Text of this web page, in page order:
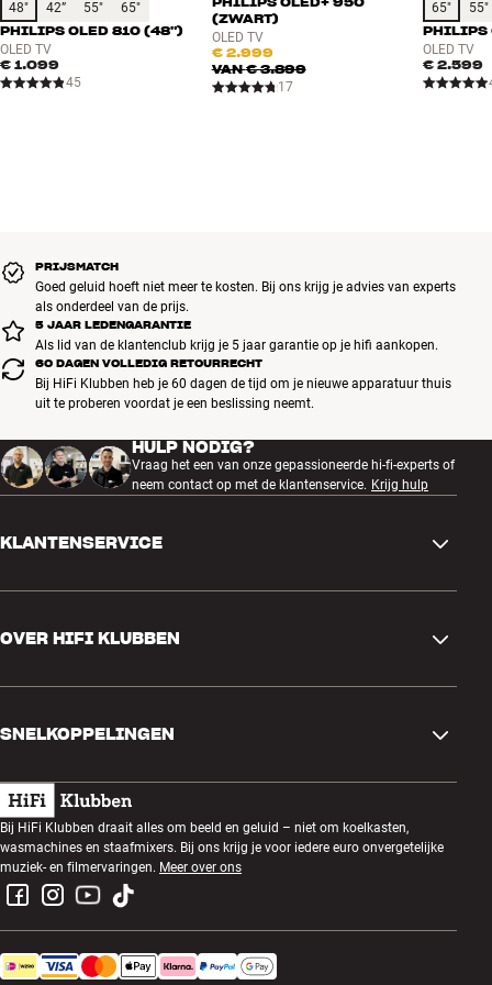
3-zijdig Ambilight
Reactietijd beeldpaneel: 8 ms
Filmmaker Mode
Calman Ready
Game Bar
HDMI-CEC
Koptelefoonuitgang aan de zijkant
Dolby Volume Leveler / Night Mode
Sleep timer
Inclusief tafelstandaard
48" 42” 55" 65"
PHILIPS OLED 810 (48")
OLED TV
€ 1.099
45
(ZWART)
OLED TV
€ 2.999
VAN€ 3.899
17
65" 55"
PHILIPS
OLED TV
€ 2.599
PRIJSMATCH
Goed geluid hoeft niet meer te kosten. Bij ons krijg je advies van experts
als onderdeel van de prijs.
5 JAAR LEDENGARANTIE
Als lid van de klantenclub krijg je 5 jaar garantie op je hifi aankopen.
60 DAGEN VOLLEDIG RETOURRECHT
Bij HiFi Klubben heb je 60 dagen de tijd om je nieuwe apparatuur thuis
uit te proberen voordat je een beslissing neemt.
HULP NODIG?
Vraag het een van onze gepassioneerde hi-fi-experts of
neem contact op met de klantenservice. Krijg hulp
KLANTENSERVICE
Ruilen en retourneren
Bestelling herroepen
Algemene voorwaarden
Privacybeleid
OVER HIFI KLUBBEN
Klantenclub
Luisteravond
Prijsvragen
Werken bij HiFi Klubben
SNELKOPPELINGEN
Cadeaubonnen
Bouwen met geluid
Montage en installatie
Apparaten recyclen
Bij HiFi Klubben draait alles om beeld en geluid – niet om koelkasten,
wasmachines en staafmixers. Bij ons krijg je voor iedere euro onvergetelijke
muziek- en filmervaringen. Meer over ons